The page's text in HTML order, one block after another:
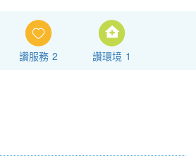
讚服務 2 讚環境 1